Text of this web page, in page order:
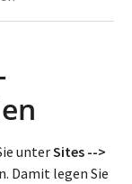
unterSites -->
Damit legen Sie